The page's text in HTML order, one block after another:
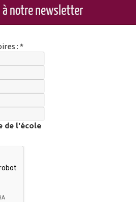
notre newsletter
: *
de l'école